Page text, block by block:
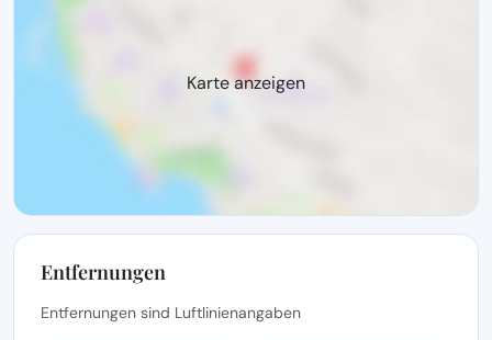
Karte anzeigen
Entfernungen
Entfernungen sind Luftlinienangaben